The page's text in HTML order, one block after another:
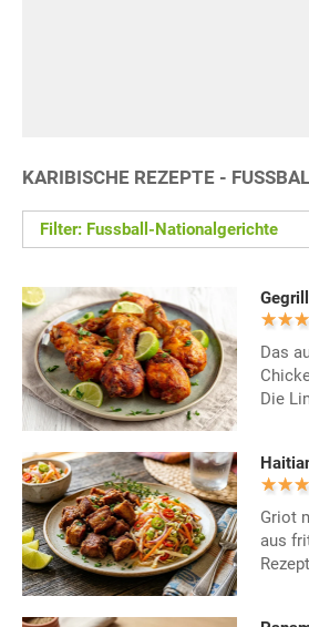
KARIBISCHE REZEPTE -
Filter: Fussball-Nationalgerichte
Das
Die
Griot
aus